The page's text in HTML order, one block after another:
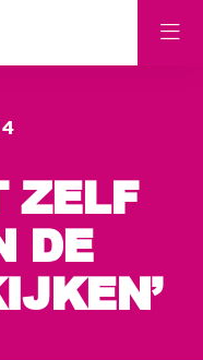
ZELF
DE